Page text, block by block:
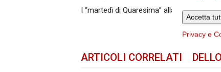
Accetta
Privacy e
I “martedì di Quaresima” alla Natività
ARTICOLI CORRELATI